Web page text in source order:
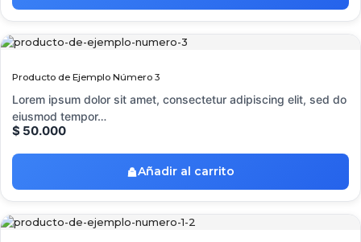
Producto de Ejemplo Número 3
Lorem ipsum dolor sit amet, consectetur adipiscing elit, sed do
eiusmod tempor…
$ 50.000
Añadir al carrito